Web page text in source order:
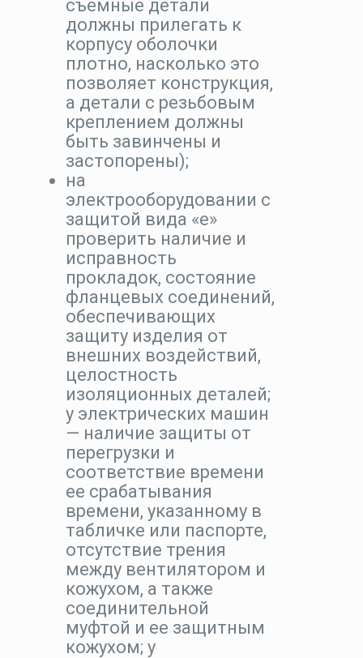
съемные детали
должны прилегать к
корпусу оболочки
плотно, насколько это
позволяет конструкция,
а детали с резьбовым
креплением должны
быть завинчены и
застопорены);
на
электрооборудовании с
защитой вида «е»
проверить наличие и
исправность
прокладок, состояние
фланцевых соединений,
обеспечивающих
защиту изделия от
внешних воздействий,
целостность
изоляционных деталей;
у электрических машин
— наличие защиты от
перегрузки и
соответствие времени
ее срабатывания
времени, указанному в
табличке или паспорте,
отсутствие трения
между вентилятором и
кожухом, а также
соединительной
муфтой и ее защитным
кожухом; у